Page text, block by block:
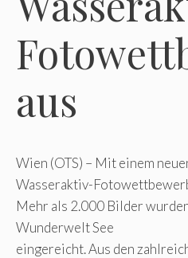
aus
Wien (OTS) – Mit einem
Wasseraktiv-
Mehr als 2.000 Bilder
Wunderwelt See
eingereicht. Aus den